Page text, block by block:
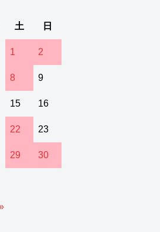
土 日
1 2
8 9
15 16
22 23
29 30